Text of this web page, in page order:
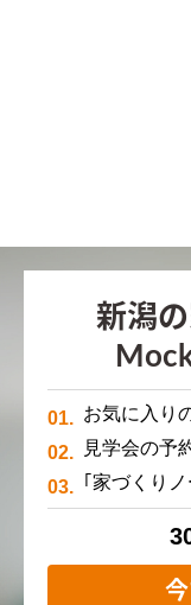
新潟
お気に入り
見学会の予
｢家づくり